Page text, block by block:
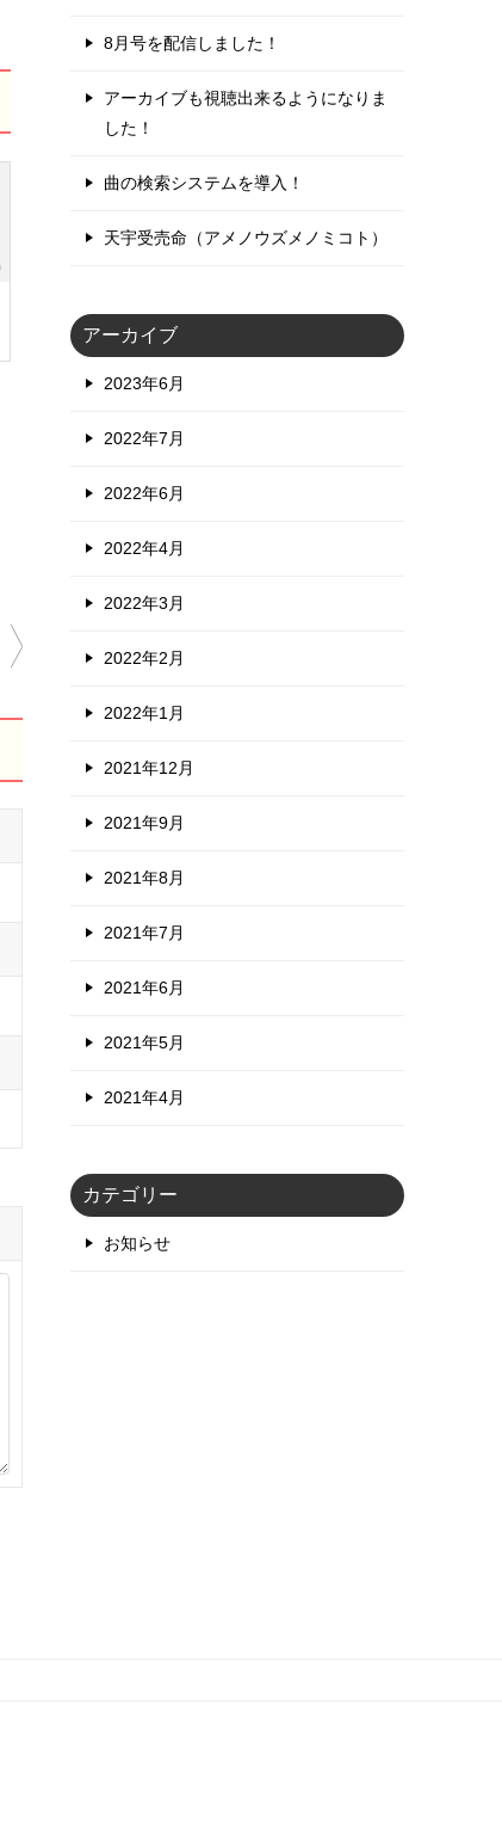
8月号を配信しました！
アーカイブも視聴出来るようになりま
した！
曲の検索システムを導入！
天宇受売命（アメノウズメノミコト）
アーカイブ
2023年6月
2022年7月
2022年6月
2022年4月
2022年3月
2022年2月
2022年1月
2021年12月
2021年9月
2021年8月
2021年7月
2021年6月
2021年5月
2021年4月
カテゴリー
お知らせ